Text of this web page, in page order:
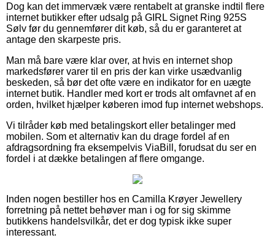
Dog kan det immervæk være rentabelt at granske indtil flere
internet butikker efter udsalg på GIRL Signet Ring 925S
Sølv før du gennemfører dit køb, så du er garanteret at
antage den skarpeste pris.
Man må bare være klar over, at hvis en internet shop
markedsfører varer til en pris der kan virke usædvanlig
beskeden, så bør det ofte være en indikator for en uægte
internet butik. Handler med kort er trods alt omfavnet af en
orden, hvilket hjælper køberen imod fup internet webshops.
Vi tilråder køb med betalingskort eller betalinger med
mobilen. Som et alternativ kan du drage fordel af en
afdragsordning fra eksempelvis ViaBill, forudsat du ser en
fordel i at dække betalingen af flere omgange.
Inden nogen bestiller hos en Camilla Krøyer Jewellery
forretning på nettet behøver man i og for sig skimme
butikkens handelsvilkår, det er dog typisk ikke super
interessant.